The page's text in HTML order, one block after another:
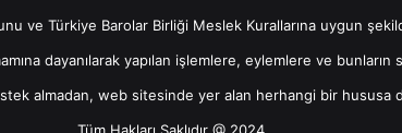
ve Türkiye Barolar Birliği Meslek Kurallarına uygun
dayanılarak yapılan işlemlere, eylemlere ve
almadan, web sitesinde yer alan herhangi bir hususa